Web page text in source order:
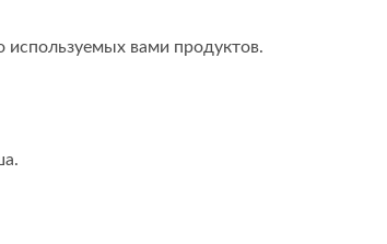
используемых вами продуктов.